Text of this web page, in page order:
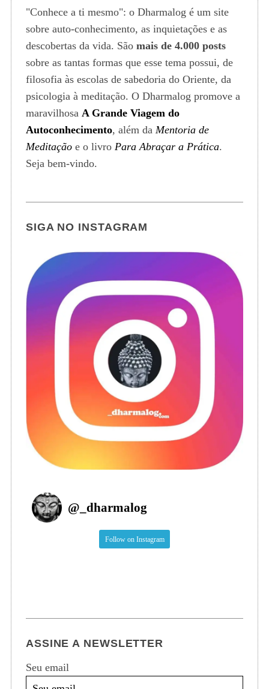
"Conhece a ti mesmo": o Dharmalog é um site
sobre auto-conhecimento, as inquietações e as
descobertas da vida. São mais de 4.000 posts
sobre as tantas formas que esse tema possui, de
filosofia às escolas de sabedoria do Oriente, da
psicologia à meditação. O Dharmalog promove a
maravilhosa A Grande Viagem do
Autoconhecimento, além da Mentoria de
Meditaçãoe o livro Para Abraçar a Prática.
Seja bem-vindo.
SIGA NO INSTAGRAM
@ _dharmalog
Follow on Instagram
ASSINE A NEWSLETTER
Seu email